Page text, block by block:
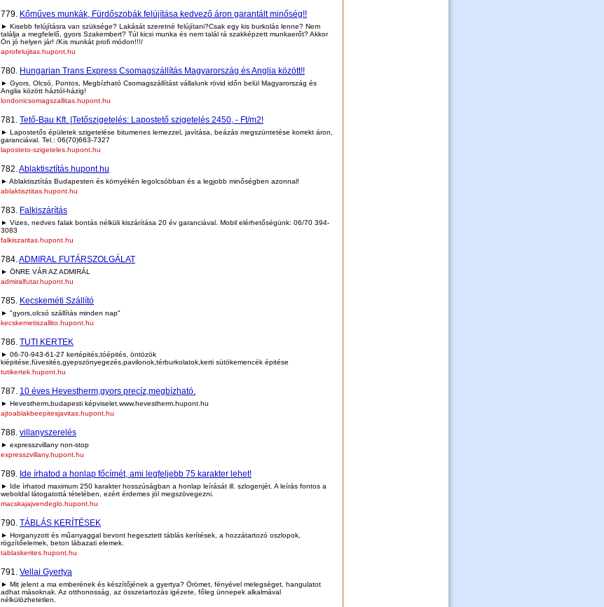
779. Kőműves munkák, Fürdőszobák felújítása kedvező áron garantált minőség!!
► Kisebb felújításra van szüksége? Lakását szeretné felújítani?Csak egy kis burkolás lenne? Nem
találja a megfelelő, gyors Szakembert? Túl kicsi munka és nem talál rá szakképzett munkaerőt? Akkor
Ön jó helyen jár! /Kis munkát profi módon!!!/
aprofelujitas.hupont.hu
780. Hungarian Trans Express Csomagszállítás Magyarország és Anglia között!!
► Gyors, Olcsó, Pontos, Megbízható Csomagszállítást vállalunk rövid időn belül Magyarország és
Anglia között háztól-házig!
londonicsomagszallitas.hupont.hu
781. Tető-Bau Kft. |Tetőszigetelés: Lapostető szigetelés 2450, - Ft/m2!
► Lapostetős épületek szigetelése bitumenes lemezzel, javítása, beázás megszüntetése korrekt áron,
garanciával. Tel.: 06(70)663-7327
laposteto-szigeteles.hupont.hu
782.Ablaktisztítás.hupont.hu
► Ablaktisztítás Budapesten és környékén legolcsóbban és a legjobb minőségben azonnal!
ablaktisztitas.hupont.hu
783. Falkiszárítás
► Vizes, nedves falak bontás nélküli kiszárítása 20 év garanciával. Mobil elérhetőségünk: 06/70 394-
3083
falkiszaritas.hupont.hu
784.ADMIRAL FUTÁRSZOLGÁLAT
► ÖNRE VÁR AZ ADMIRÁL
admiralfutar.hupont.hu
785. Kecskeméti Szállító
► "gyors,olcsó szállítás minden nap"
kecskemetiszallito.hupont.hu
786. TUTI KERTEK
► 06-70-943-61-27 kertépités,tóépités, öntözök
kiépitése,füvesités,gyepszönyegezés,pavilonok,térburkolatok,kerti sütökemencék épitése
tutikertek.hupont.hu
787. 10 éves Hevestherm,gyors precíz,megbízható.
► Hevestherm,budapesti képviselet.www.hevestherm.hupont.hu
ajtoablakbeepitesjavitas.hupont.hu
788. villanyszerelés
► expresszvillany non-stop
expresszvillany.hupont.hu
789. Ide írhatod a honlap főcímét, ami legfeljebb 75 karakter lehet!
► Ide írhatod maximum 250 karakter hosszúságban a honlap leírását ill. szlogenjét. A leírás fontos a
weboldal látogatottá tételében, ezért érdemes jól megszövegezni.
macskajajvendeglo.hupont.hu
790. TÁBLÁS KERÍTÉSEK
► Horganyzott és műanyaggal bevont hegesztett táblás kerítések, a hozzátartozó oszlopok,
rögzítőelemek, beton lábazati elemek.
tablaskerites.hupont.hu
791. Vellai Gyertya
► Mit jelent a ma emberének és készítőjének a gyertya? Örömet, fényével melegséget, hangulatot
adhat másoknak. Az otthonosság, az összetartozás igézete, főleg ünnepek alkalmával
nélkülözhetetlen.